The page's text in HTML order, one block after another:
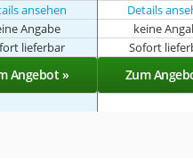
ansehen Details
Angabe keine
lieferbar Sofort
Angebot » Zum